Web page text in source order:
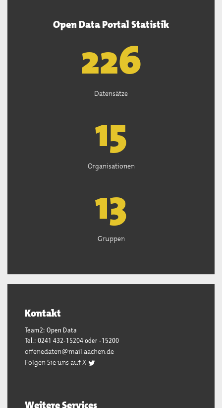
Open Data Portal Statistik
226
Datensätze
15
Organisationen
13
Gruppen
Kontakt
Team2: Open Data
Tel.: 0241 432-15204 oder -15200
offenedaten@mail.aachen.de
Folgen Sie uns auf X
Weitere Services